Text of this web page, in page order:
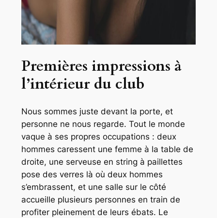
Premières impressions à
l’intérieur du club
Nous sommes juste devant la porte, et
personne ne nous regarde. Tout le monde
vaque à ses propres occupations : deux
hommes caressent une femme à la table de
droite, une serveuse en string à paillettes
pose des verres là où deux hommes
s’embrassent, et une salle sur le côté
accueille plusieurs personnes en train de
profiter pleinement de leurs ébats. Le